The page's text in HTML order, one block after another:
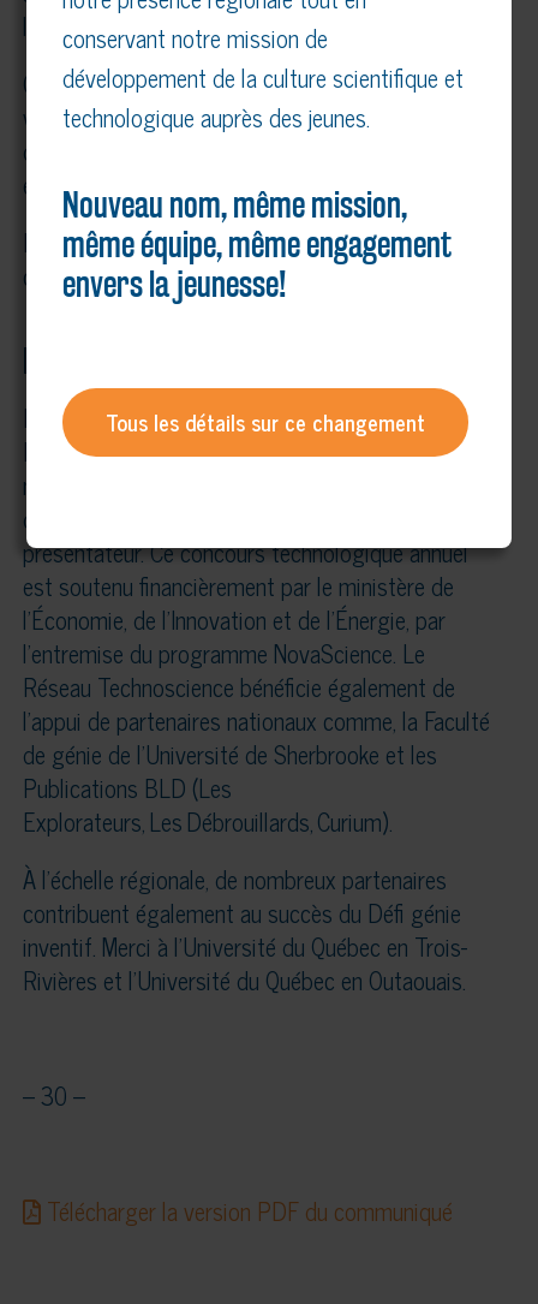
leurs classes.
Ces projets rassembleurs sont l’occasion de
valoriser la créativité et l’ingéniosité des élèves
dans le cadre d’une saine compétition se déroulant
en classe, à l’école ou à la finale régionale.
Il suffit de visiter letechnoscience.capour
connaître tous les détails sur ces programmes.
Le Défi génie inventif est un programme du
Réseau Technoscience et de ses organismes
membres. Il est rendu possible grâce au soutien
d’ArcelorMittal Produits longs Canada, partenaire
présentateur. Ce concours technologique annuel
est soutenu financièrement par le ministère de
l’Économie, de l’Innovation et de l’Énergie, par
l’entremise du programme NovaScience. Le
Réseau Technoscience bénéficie également de
l’appui de partenaires nationaux comme, la Faculté
de génie de l’Université de Sherbrooke et les
Publications BLD (Les
Explorateurs, Les Débrouillards, Curium).
À l’échelle régionale, de nombreux partenaires
contribuent également au succès du Défi génie
inventif. Merci à l’Université du Québec en Trois-
Rivières et l’Université du Québec en Outaouais.
– 30 –
Télécharger la version PDF du communiqué
conservant notre mission de
développement de la culture scientifique et
technologique auprès des jeunes.
Nouveau nom, même mission,
même équipe, même engagement
envers la jeunesse!
Tous les détails sur ce changement